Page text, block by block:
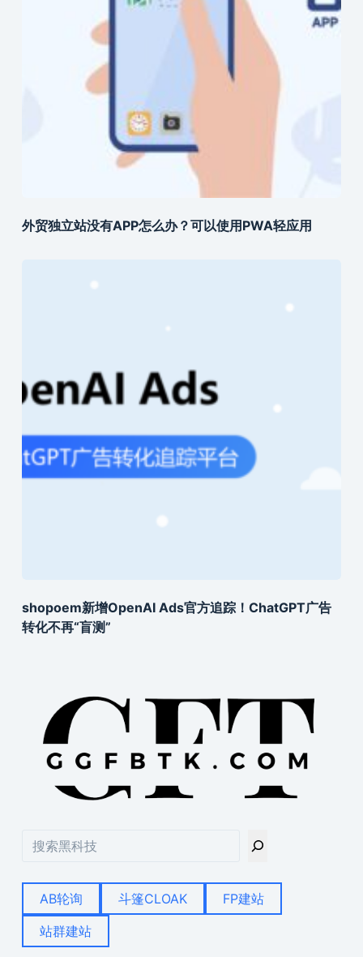
外贸独立站没有APP怎么办？可以使用PWA轻应用
shopoem新增OpenAI Ads官方追踪！ChatGPT广告
转化不再“盲测”
AB轮询 斗篷CLOAK
FP建站
站群建站